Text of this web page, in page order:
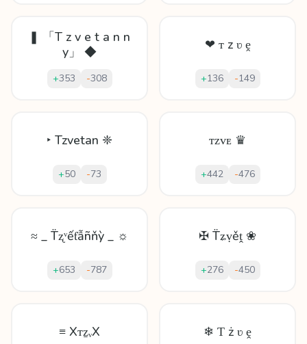
❚ 「T z v e t a n n
y」 ◆
+353 -308
❤ ᴛ z ʋ ḙ
+136 -149
‣ Tzvetan ❈
+50 -73
ᴛᴢᴠᴇ ♛
+442 -476
≈ _ T̈ʐᵛếƭẫñňỳ _ ☼
+653 -787
✠ T̈ʑṿěṱ ❀
+276 -450
≡ XᴛẕᵥX ❄ Ƭ ż ʋ ḙ